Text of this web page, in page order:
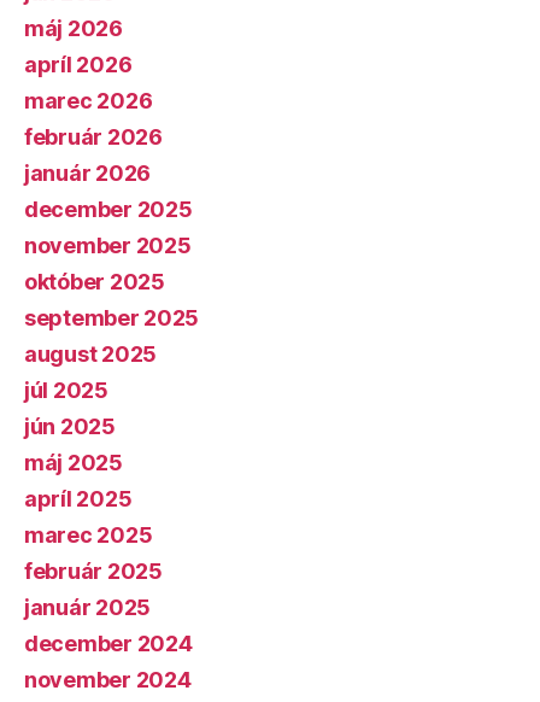
máj 2026
apríl 2026
marec 2026
február 2026
január 2026
december 2025
november 2025
október 2025
september 2025
august 2025
júl 2025
jún 2025
máj 2025
apríl 2025
marec 2025
február 2025
január 2025
december 2024
november 2024